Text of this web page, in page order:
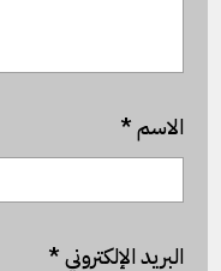
الاسم*
البريد الإلكتروني*